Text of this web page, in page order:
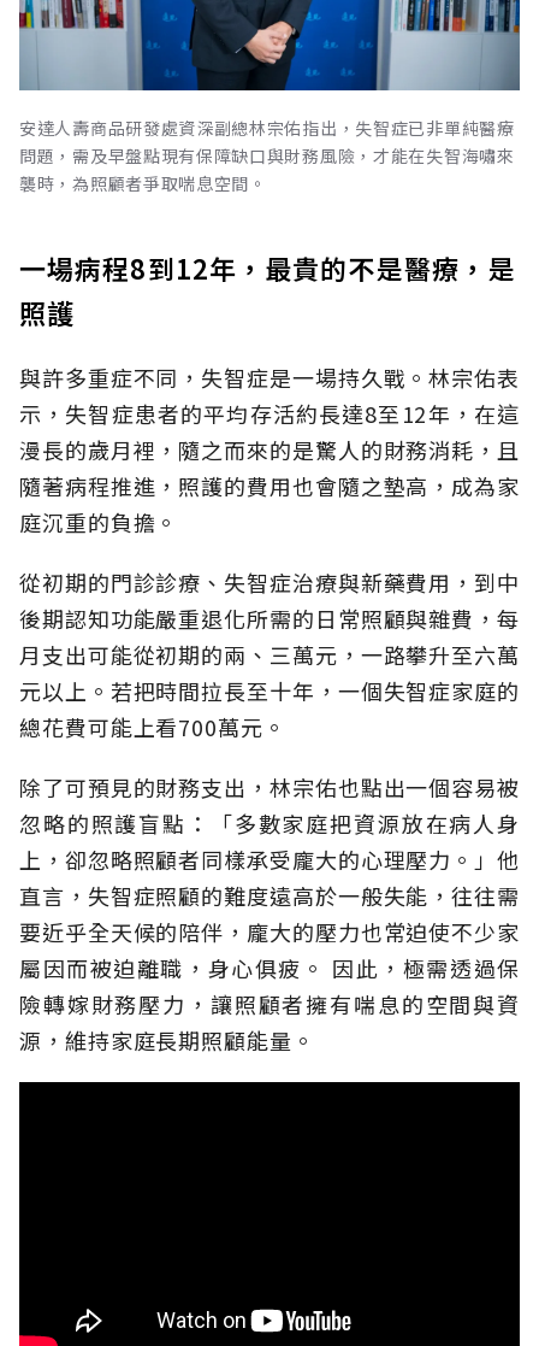
安達人壽商品研發處資深副總林宗佑指出，失智症已非單純醫療
問題，需及早盤點現有保障缺口與財務風險，才能在失智海嘯來
襲時，為照顧者爭取喘息空間。
一場病程8到12年，最貴的不是醫療，是
照護
與許多重症不同，失智症是一場持久戰。林宗佑表
示，失智症患者的平均存活約長達8至12年，在這
漫長的歲月裡，隨之而來的是驚人的財務消耗，且
隨著病程推進，照護的費用也會隨之墊高，成為家
庭沉重的負擔。
從初期的門診診療、失智症治療與新藥費用，到中
後期認知功能嚴重退化所需的日常照顧與雜費，每
月支出可能從初期的兩、三萬元，一路攀升至六萬
元以上。若把時間拉長至十年，一個失智症家庭的
總花費可能上看700萬元。
除了可預見的財務支出，林宗佑也點出一個容易被
忽略的照護盲點：「多數家庭把資源放在病人身
上，卻忽略照顧者同樣承受龐大的心理壓力。」他
直言，失智症照顧的難度遠高於一般失能，往往需
要近乎全天候的陪伴，龐大的壓力也常迫使不少家
屬因而被迫離職，身心俱疲。 因此，極需透過保
險轉嫁財務壓力，讓照顧者擁有喘息的空間與資
源，維持家庭長期照顧能量。